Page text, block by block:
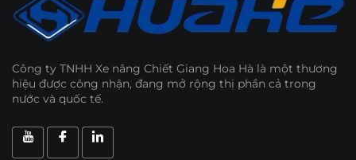
Công ty TNHH Xe nâng Chiết Giang Hoa Hà là một thương
hiệu được công nhận, đang mở rộng thị phần cả trong
nước và quốc tế.